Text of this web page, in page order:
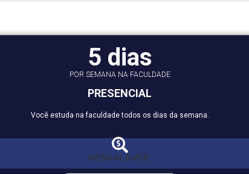
5 dias
POR SEMANA NA FACULDADE
PRESENCIAL
Você estuda na faculdade todos os dias da semana.
MENSALIDADE
R$ 1.076,00POR *R$ 538,00
*Valor com 50% de bolsa